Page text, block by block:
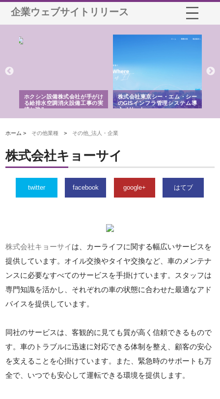
企業ウェブサイトリリース
ホクシン設備株式会社が手がけ
る給排水空調消火設備工事の実
績と強み
株式会社東京シー・エム・シー
のGISインフラ管理システム導
入メリット
ホーム > その他業種 > その他_法人・企業
株式会社キョーサイ
twitter facebook google+ はてブ
株式会社キョーサイは、カーライフに関する幅広いサービスを
提供しています。オイル交換やタイヤ交換など、車のメンテナ
ンスに必要なすべてのサービスを手掛けています。スタッフは
専門知識を活かし、それぞれの車の状態に合わせた最適なアド
バイスを提供しています。
同社のサービスは、客観的に見ても質が高く信頼できるもので
す。車のトラブルに迅速に対応できる体制を整え、顧客の安心
を支えることを心掛けています。また、緊急時のサポートも万
全で、いつでも安心して運転できる環境を提供します。